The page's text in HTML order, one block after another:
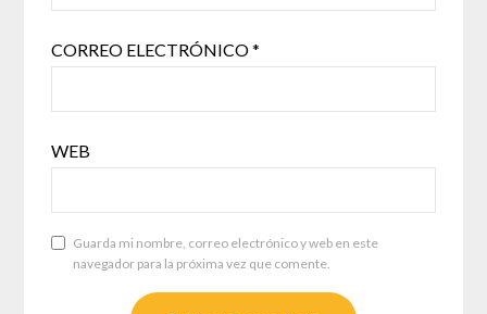
CORREO ELECTRÓNICO*
WEB
Guarda mi nombre, correo electrónico y web en este
navegador para la próxima vez que comente.